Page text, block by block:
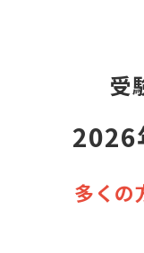
受
2026
多くの